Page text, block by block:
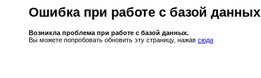
Ошибка при работе с базой данных
Возникла проблема при работе с базой данных.
Вы можете попробовать обновить эту страницу, нажав сюда